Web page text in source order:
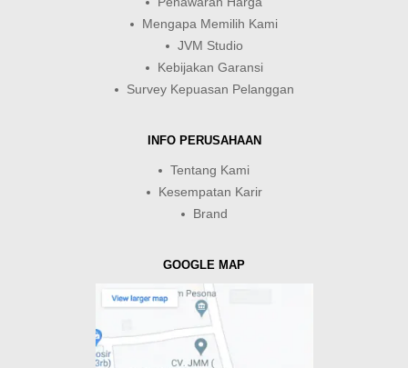
Mengapa Memilih Kami
JVM Studio
Kebijakan Garansi
Survey Kepuasan Pelanggan
INFO PERUSAHAAN
Tentang Kami
Kesempatan Karir
Brand
GOOGLE MAP